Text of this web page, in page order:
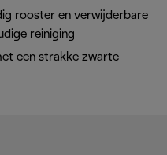
rooster en verwijderbare
reiniging
een strakke zwarte